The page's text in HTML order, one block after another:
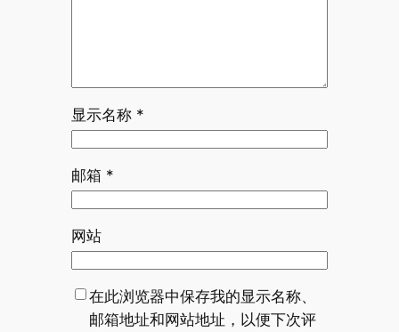
显示名称 *
邮箱 *
网站
在此浏览器中保存我的显示名称、
邮箱地址和网站地址，以便下次评